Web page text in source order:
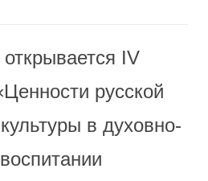
IV
русской
в духовно-